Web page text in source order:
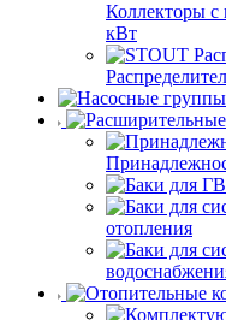
Коллекторы с
кВт
отопления